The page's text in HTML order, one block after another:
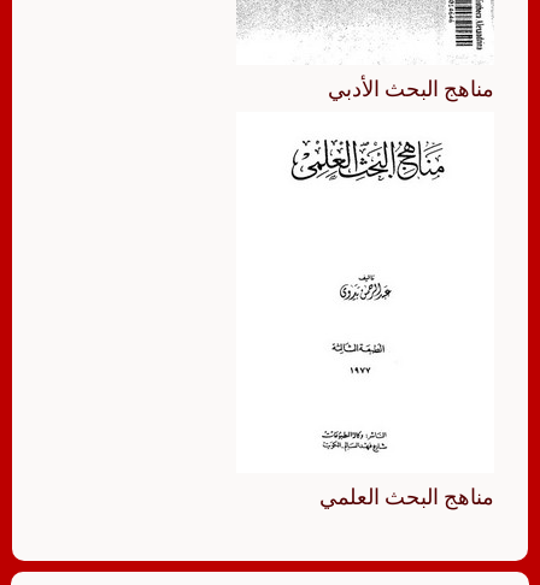
مناهج البحث الأدبي
مناهج البحث العلمي